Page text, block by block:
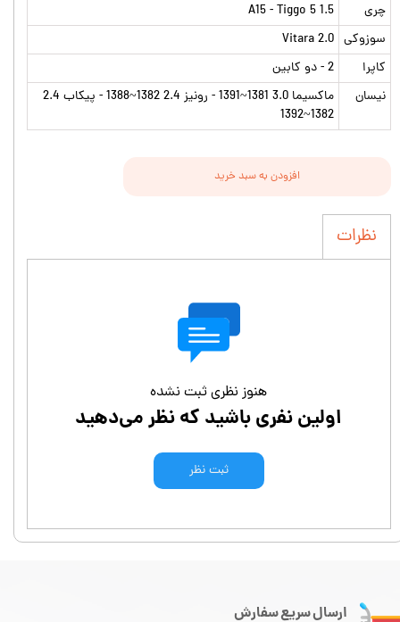
چری
A15 - Tiggo 5 1.5
سوزوکی Vitara 2.0
کاپرا
2 - دو کابین
نیسان
ماکسیما 3.0 1381~1391 - رونیز 2.4 1382~1388 - پیکاب 2.4
1382~1392
افزودن به سبد خرید
نظرات
هنوز نظری ثبت نشده
اولین نفری باشید که نظر می‌دهید
ثبت نظر
ارسال سریع سفارش